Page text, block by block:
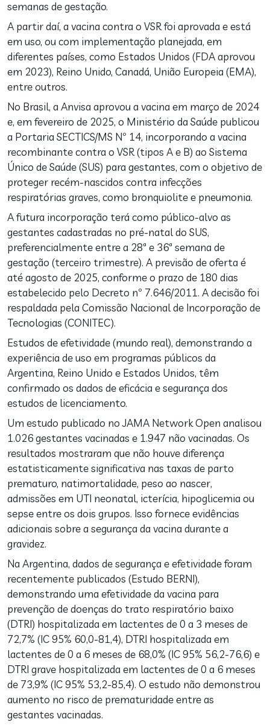
semanas de gestação.
A partir daí, a vacina contra o VSR foi aprovada e está
em uso, ou com implementação planejada, em
diferentes países, como Estados Unidos (FDA aprovou
em 2023), Reino Unido, Canadá, União Europeia (EMA),
entre outros.
No Brasil, a Anvisa aprovou a vacina em março de 2024
e, em fevereiro de 2025, o Ministério da Saúde publicou
a Portaria SECTICS/MS Nº 14, incorporando a vacina
recombinante contra o VSR (tipos A e B) ao Sistema
Único de Saúde (SUS) para gestantes, com o objetivo de
proteger recém-nascidos contra infecções
respiratórias graves, como bronquiolite e pneumonia.
A futura incorporação terá como público-alvo as
gestantes cadastradas no pré-natal do SUS,
preferencialmente entre a 28ª e 36ª semana de
gestação (terceiro trimestre). A previsão de oferta é
até agosto de 2025, conforme o prazo de 180 dias
estabelecido pelo Decreto nº 7.646/2011. A decisão foi
respaldada pela Comissão Nacional de Incorporação de
Tecnologias (CONITEC).
Estudos de efetividade (mundo real), demonstrando a
experiência de uso em programas públicos da
Argentina, Reino Unido e Estados Unidos, têm
confirmado os dados de eficácia e segurança dos
estudos de licenciamento.
Um estudo publicado no JAMA Network Open analisou
1.026 gestantes vacinadas e 1.947 não vacinadas. Os
resultados mostraram que não houve diferença
estatisticamente significativa nas taxas de parto
prematuro, natimortalidade, peso ao nascer,
admissões em UTI neonatal, icterícia, hipoglicemia ou
sepse entre os dois grupos. Isso fornece evidências
adicionais sobre a segurança da vacina durante a
gravidez.
Na Argentina, dados de segurança e efetividade foram
recentemente publicados (Estudo BERNI),
demonstrando uma efetividade da vacina para
prevenção de doenças do trato respiratório baixo
(DTRI) hospitalizada em lactentes de 0 a 3 meses de
72,7% (IC 95% 60,0-81,4), DTRI hospitalizada em
lactentes de 0 a 6 meses de 68,0% (IC 95% 56,2-76,6) e
DTRI grave hospitalizada em lactentes de 0 a 6 meses
de 73,9% (IC 95% 53,2-85,4). O estudo não demonstrou
aumento no risco de prematuridade entre as
gestantes vacinadas.